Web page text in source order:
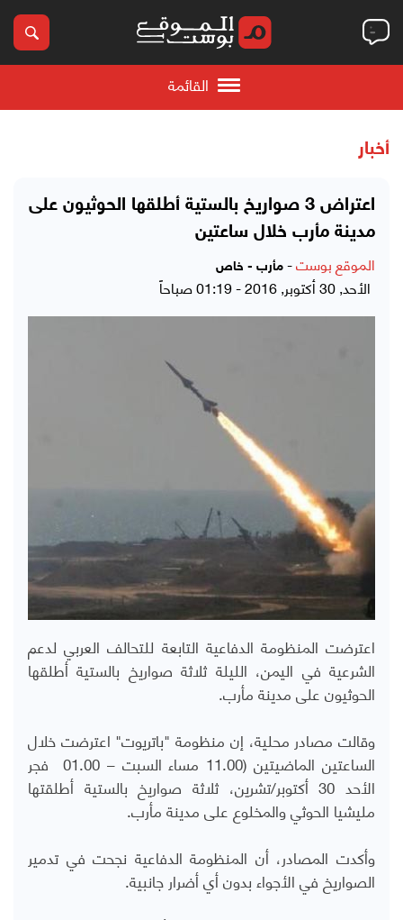
القائمة
أخبار
اعتراض 3 صواريخ بالستية أطلقها الحوثيون على
مدينة مأرب خلال ساعتين
الموقع بوست- مأرب - خاص
الأحد, 30 أكتوبر, 2016 - 01:19 صباحاً
اعترضت المنظومة الدفاعية التابعة للتحالف العربي لدعم
الشرعية في اليمن، الليلة ثلاثة صواريخ بالستية أطلقها
الحوثيون على مدينة مأرب.
وقالت مصادر محلية، إن منظومة "باتريوت" اعترضت خلال
الساعتين الماضيتين (11.00 مساء السبت – 01.00 فجر
الأحد 30 أكتوبر/تشرين، ثلاثة صواريخ بالستية أطلقتها
مليشيا الحوثي والمخلوع على مدينة مأرب.
وأكدت المصادر، أن المنظومة الدفاعية نجحت في تدمير
الصواريخ في الأجواء بدون أي أضرار جانبية.